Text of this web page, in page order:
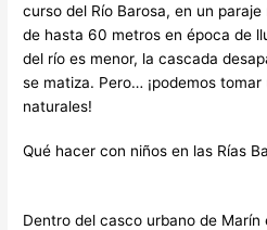
curso del Río Barosa, en un
de hasta 60 metros en época de
del río es menor, la cascada
se matiza. Pero… ¡podemos
naturales!
Qué hacer con niños en las Rías
Dentro del casco urbano de